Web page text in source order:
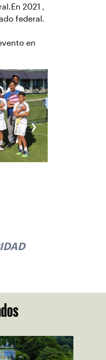
2021 ,
federal.
en
›